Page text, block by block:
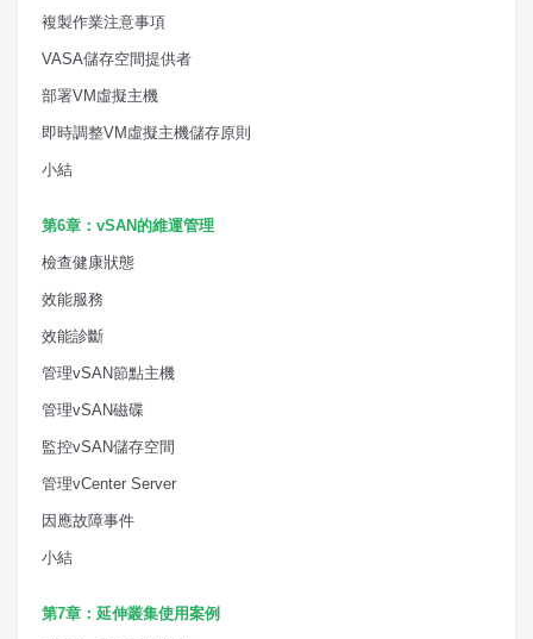
複製作業注意事項
VASA儲存空間提供者
部署VM虛擬主機
即時調整VM虛擬主機儲存原則
小結
第6章： vSAN的維運管理
檢查健康狀態
效能服務
效能診斷
管理vSAN節點主機
管理vSAN磁碟
監控vSAN儲存空間
管理vCenter Server
因應故障事件
小結
第7章：延伸叢集使用案例